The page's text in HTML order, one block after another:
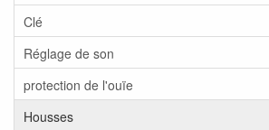
Clé
Réglage de son
protection de l'ouïe
Housses